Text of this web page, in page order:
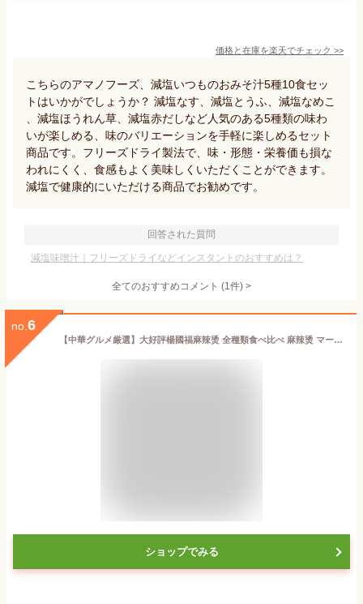
価格と在庫を楽天でチェック >>
こちらのアマノフーズ、減塩いつものおみそ汁5種10食セッ
トはいかがでしょうか？ 減塩なす、減塩とうふ、減塩なめこ
、減塩ほうれん草、減塩赤だしなど人気のある5種類の味わ
いが楽しめる、味のバリエーションを手軽に楽しめるセット
商品です。フリーズドライ製法で、味・形態・栄養価も損な
われにくく、食感もよく美味しくいただくことができます。
減塩で健康的にいただける商品でお勧めです。
回答された質問
減塩味噌汁｜フリーズドライなどインスタントのおすすめは？
全てのおすすめコメント (1件) >
no. 6
【中華グルメ厳選】大好評楊國福麻辣烫 全種類食べ比べ 麻辣烫 マーラータン 麻辣湯 カップ麺 春雨スープ カップ 楊國福 カップラーメン 即席春雨 カップヤン ピリ辛 香り高い麻辣スープ もちもちの麺 番茄味 金湯酸辣味 スープ飲めるガチ 中華カップ麺
ショップでみる